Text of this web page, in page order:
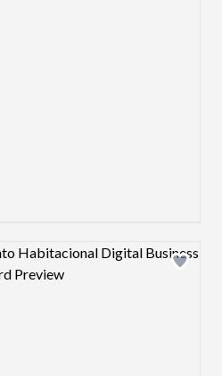
Design preview image